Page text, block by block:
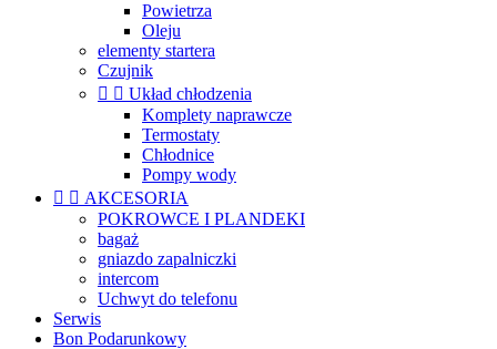
Powietrza
Oleju
elementy startera
Czujnik
  Układ chłodzenia
Komplety naprawcze
Termostaty
Chłodnice
Pompy wody
  AKCESORIA
POKROWCE I PLANDEKI
bagaż
gniazdo zapalniczki
intercom
Uchwyt do telefonu
Serwis
Bon Podarunkowy